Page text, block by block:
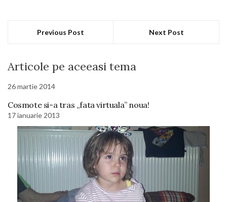
Previous Post Next Post
Articole pe aceeasi tema
26 martie 2014
Cosmote si-a tras „fata virtuala” noua!
17 ianuarie 2013